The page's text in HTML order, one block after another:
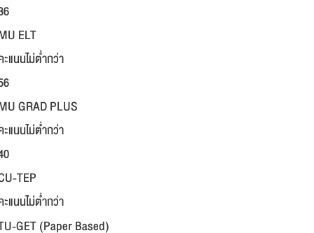
ELT
แนนไม่ต่ำกว่า
GRAD PLUS
แนนไม่ต่ำกว่า
TEP
แนนไม่ต่ำกว่า
GET (Paper Based)